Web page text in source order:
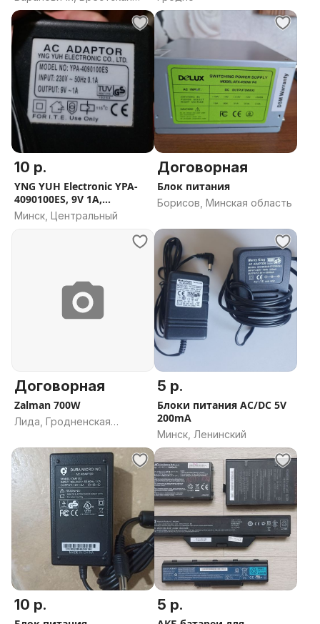
область
10 р.
YNG YUH Electronic YPA-
4090100ES, 9V 1A,
5.5х2.1мм
Минск, Центральный
Договорная
Блок питания
Борисов, Минская область
Договорная
Zalman 700W
Лида, Гродненская
5 р.
Блоки питания AC/DC 5V
200mA
Минск, Ленинский
10 р. 5 р.